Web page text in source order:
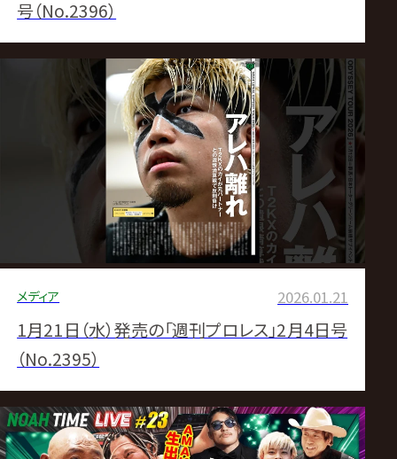
号（No.2396）
メディア 2026.01.21
1月21日（水）発売の「週刊プロレス」2月4日号
（No.2395）